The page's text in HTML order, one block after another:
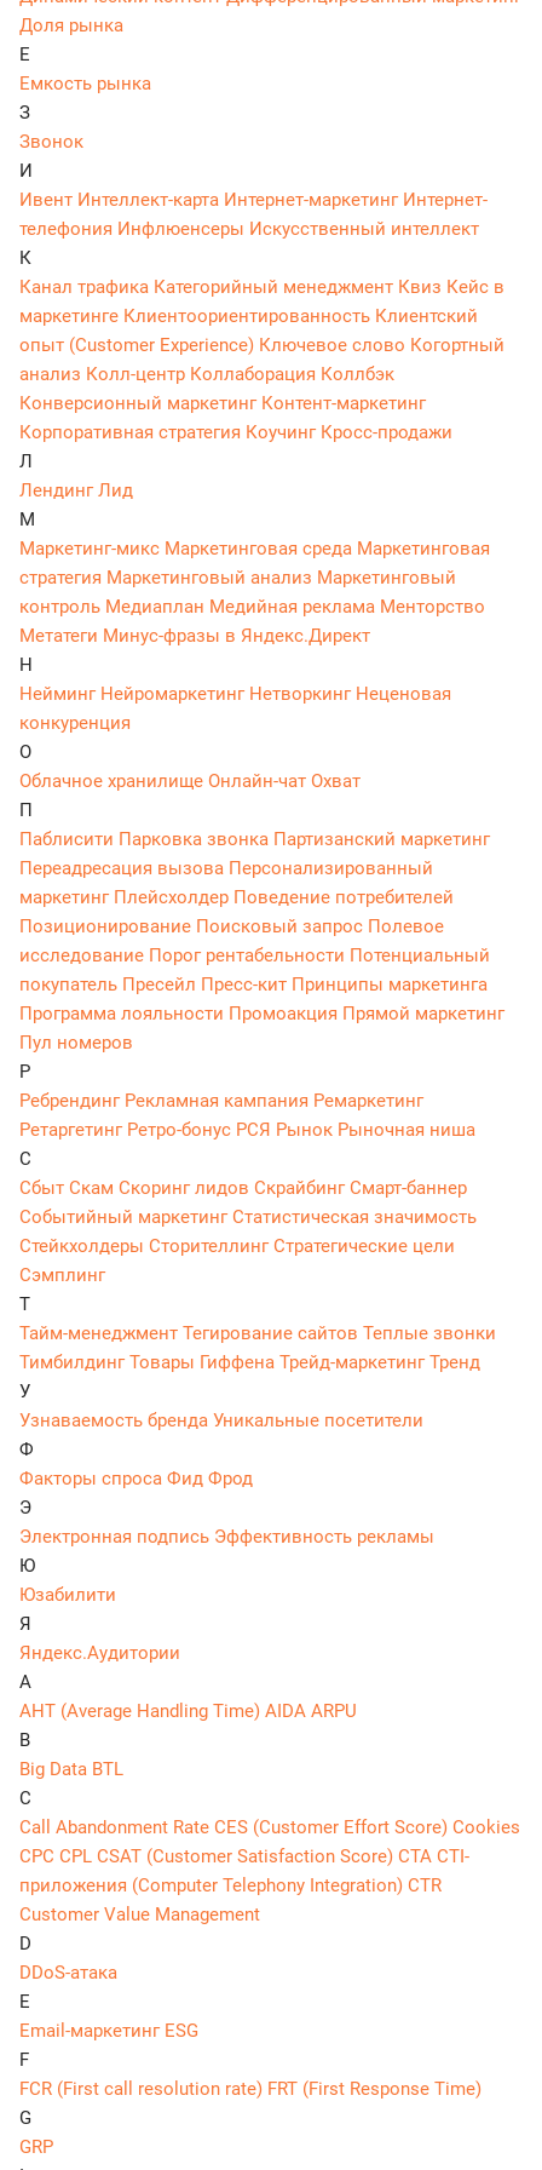
Доля рынка
Е
Емкость рынка
З
Звонок
И
Ивент Интеллект-карта Интернет-маркетинг Интернет-
телефония Инфлюенсеры Искусственный интеллект
К
Канал трафика Категорийный менеджмент Квиз Кейс в
маркетинге Клиентоориентированность Клиентский
опыт (Customer Experience) Ключевое слово Когортный
анализ Колл-центр Коллаборация Коллбэк
Конверсионный маркетинг Контент-маркетинг
Корпоративная стратегия Коучинг Кросс-продажи
Л
ЛендингЛид
М
Маркетинг-микс Маркетинговая среда Маркетинговая
стратегия Маркетинговый анализ Маркетинговый
контроль Медиаплан Медийная реклама Менторство
Метатеги Минус-фразы в Яндекс.Директ
Н
Нейминг Нейромаркетинг Нетворкинг Неценовая
конкуренция
О
Облачное хранилище Онлайн-чат Охват
П
Паблисити Парковка звонка Партизанский маркетинг
Переадресация вызова Персонализированный
маркетинг Плейсхолдер Поведение потребителей
Позиционирование Поисковый запрос Полевое
исследование Порог рентабельности Потенциальный
покупатель Пресейл Пресс-кит Принципы маркетинга
Программа лояльности Промоакция Прямой маркетинг
Пул номеров
Р
Ребрендинг Рекламная кампания Ремаркетинг
Ретаргетинг Ретро-бонус РСЯ Рынок Рыночная ниша
С
Сбыт Скам Скоринг лидов СкрайбингСмарт-баннер
Событийный маркетингСтатистическая значимость
Стейкхолдеры СторителлингСтратегические цели
Сэмплинг
Т
Тайм-менеджмент Тегирование сайтов Теплые звонки
ТимбилдингТовары Гиффена Трейд-маркетингТренд
У
Узнаваемость бренда Уникальные посетители
Ф
Факторы спроса Фид Фрод
Э
Электронная подпись Эффективность рекламы
Ю
Юзабилити
Я
Яндекс.Аудитории
A
AHT (Average Handling Time) AIDA ARPU
B
Big Data BTL
C
Call Abandonment Rate CES (Customer Effort Score) Cookies
CPC CPL CSAT (Customer Satisfaction Score) CTA CTI-
приложения (Computer Telephony Integration) CTR
Customer Value Management
D
DDoS-атака
E
Email-маркетинг ESG
F
FCR (First call resolution rate) FRT (First Response Time)
G
GRP